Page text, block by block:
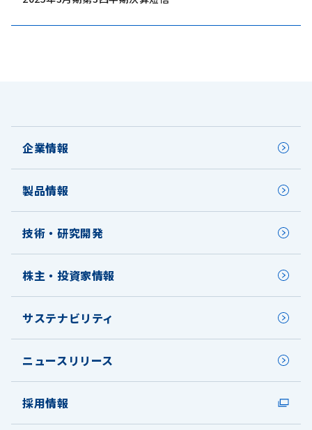
企業情報
製品情報
技術・研究開発
株主・投資家情報
サステナビリティ
ニュースリリース
採用情報